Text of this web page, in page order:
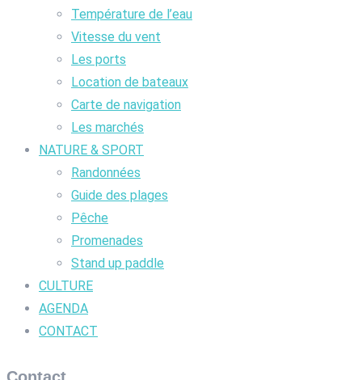
Température de l’eau
Vitesse du vent
Les ports
Location de bateaux
Carte de navigation
Les marchés
NATURE & SPORT
Randonnées
Guide des plages
Pêche
Promenades
Stand up paddle
CULTURE
AGENDA
CONTACT